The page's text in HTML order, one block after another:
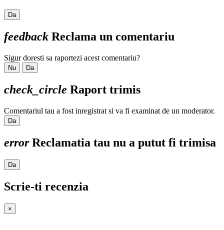
Da
feedback Reclama un comentariu
Sigur doresti sa raportezi acest comentariu?
Nu Da
check_circle Raport trimis
Comentariul tau a fost inregistrat si va fi examinat de un moderator.
Da
errorReclamatia tau nu a putut fi trimisa
Da
Scrie-ti recenzia
×